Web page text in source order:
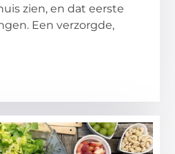
zien, en dat eerste
Een verzorgde,